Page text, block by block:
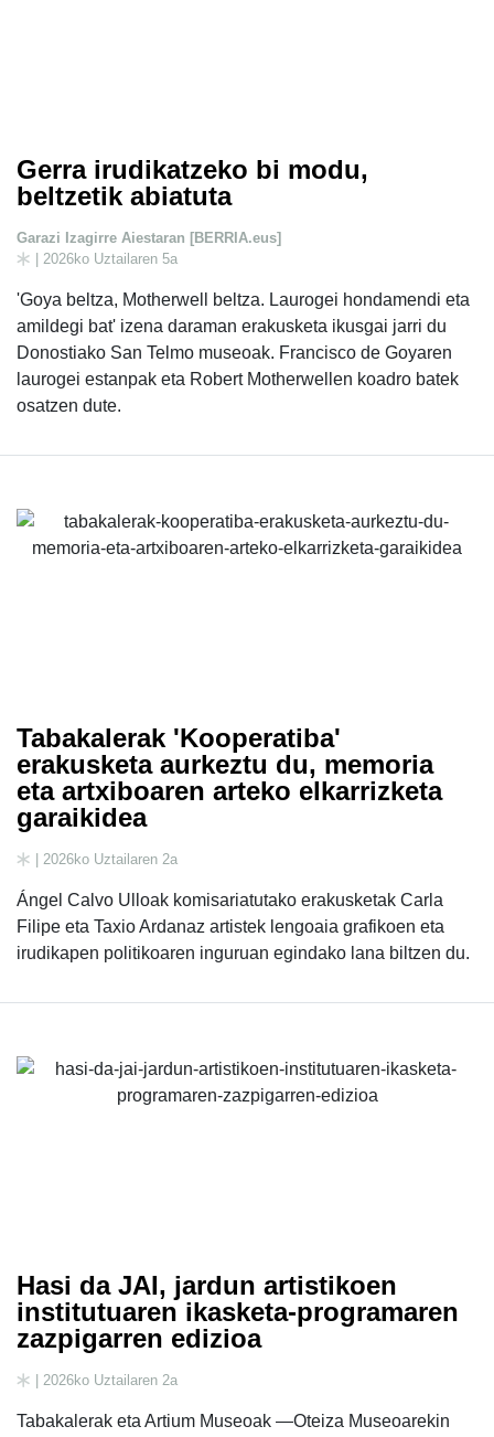
Gerra irudikatzeko bi modu,
beltzetik abiatuta
Garazi Izagirre Aiestaran [BERRIA.eus]
| 2026ko Uztailaren 5a
'Goya beltza, Motherwell beltza. Laurogei hondamendi eta
amildegi bat' izena daraman erakusketa ikusgai jarri du
Donostiako San Telmo museoak. Francisco de Goyaren
laurogei estanpak eta Robert Motherwellen koadro batek
osatzen dute.
Tabakalerak 'Kooperatiba'
erakusketa aurkeztu du, memoria
eta artxiboaren arteko elkarrizketa
garaikidea
| 2026ko Uztailaren 2a
Ángel Calvo Ulloak komisariatutako erakusketak Carla
Filipe eta Taxio Ardanaz artistek lengoaia grafikoen eta
irudikapen politikoaren inguruan egindako lana biltzen du.
Hasi da JAI, jardun artistikoen
institutuaren ikasketa-programaren
zazpigarren edizioa
| 2026ko Uztailaren 2a
Tabakalerak eta Artium Museoak —Oteiza Museoarekin